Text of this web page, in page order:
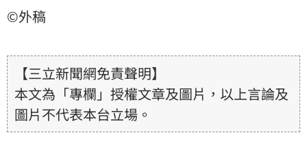
©外稿
【三立新聞網免責聲明】
本文為「專欄」授權文章及圖片，以上言論及
圖片不代表本台立場。